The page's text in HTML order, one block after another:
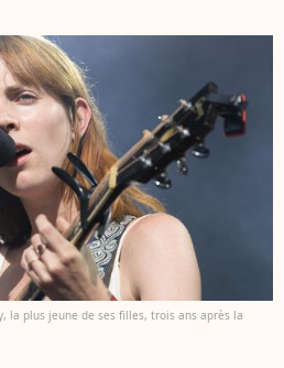
la plus jeune de ses filles, trois ans après la